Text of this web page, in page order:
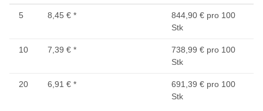
5 8,45 € *
844,90 € pro 100
Stk
10 7,39 € *
738,99 € pro 100
Stk
20 6,91 € *
691,39 € pro 100
Stk